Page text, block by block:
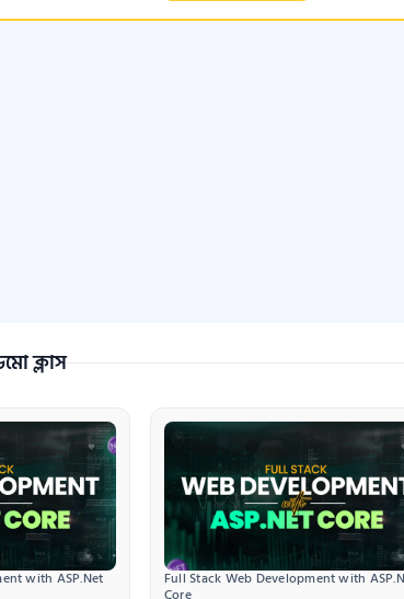
ক্লাস
with ASP.Net Full Stack Web Development with